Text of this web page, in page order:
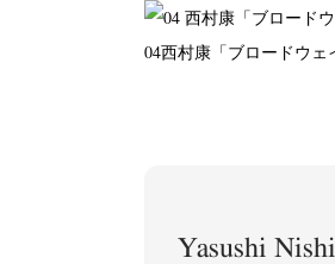
04西村康「ブロードウェ
Yasushi